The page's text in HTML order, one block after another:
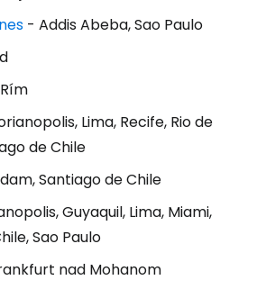
- Addis Abeba, Sao Paulo
Lima, Recife, Rio de
de Chile
Santiago de Chile
Guyaquil, Lima, Miami,
Sao Paulo
nad Mohanom